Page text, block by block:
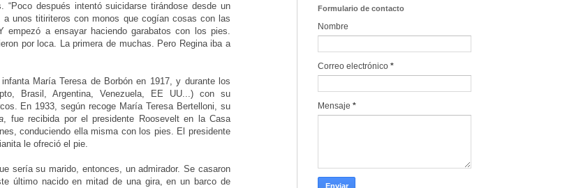
después intentó suicidarse tirándose desde un
unos titiriteros con monos que cogían cosas con las
a ensayar haciendo garabatos con los pies.
por loca. La primera de muchas. Pero Regina iba a
María Teresa de Borbón en 1917, y durante los
Brasil, Argentina, Venezuela, EE UU...) con su
En 1933, según recoge María Teresa Bertelloni, su
, fue recibida por el presidente Roosevelt en la Casa
conduciendo ella misma con los pies. El presidente
le ofreció el pie.
sería su marido, entonces, un admirador. Se casaron
último nacido en mitad de una gira, en un barco de
Formulario de contacto
Nombre
Correo electrónico *
Mensaje *